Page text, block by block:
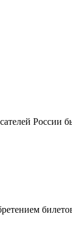
России